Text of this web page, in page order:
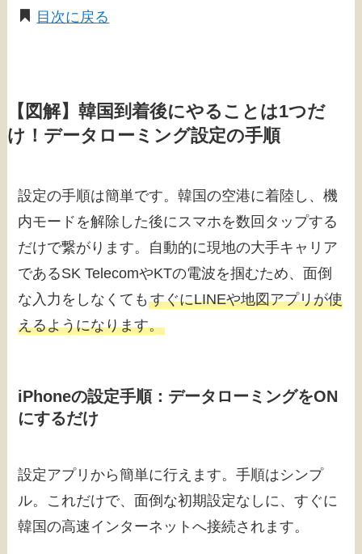
目次に戻る
【図解】韓国到着後にやることは1つだ
け！データローミング設定の手順
設定の手順は簡単です。韓国の空港に着陸し、機
内モードを解除した後にスマホを数回タップする
だけで繋がります。自動的に現地の大手キャリア
であるSK TelecomやKTの電波を掴むため、面倒
な入力をしなくてもすぐにLINEや地図アプリが使
えるようになります。
iPhoneの設定手順：データローミングをON
にするだけ
設定アプリから簡単に行えます。手順はシンプ
ル。これだけで、面倒な初期設定なしに、すぐに
韓国の高速インターネットへ接続されます。